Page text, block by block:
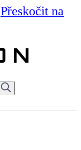
Přeskočit na